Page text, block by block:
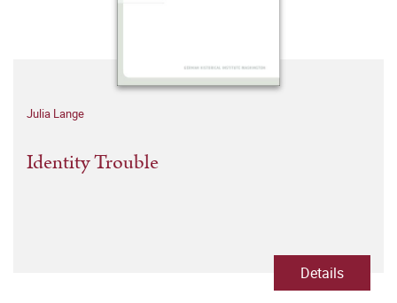
Julia Lange
Identity Trouble
Details